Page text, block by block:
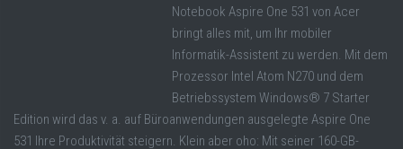
Notebook Aspire One 531 von Acer
bringt alles mit, um Ihr mobiler
Informatik-Assistent zu werden. Mit dem
Prozessor Intel Atom N270 und dem
Betriebssystem Windows® 7 Starter
Edition wird das v. a. auf Büroanwendungen ausgelegte Aspire One
531 Ihre Produktivität steigern. Klein aber oho: Mit seiner 160-GB-